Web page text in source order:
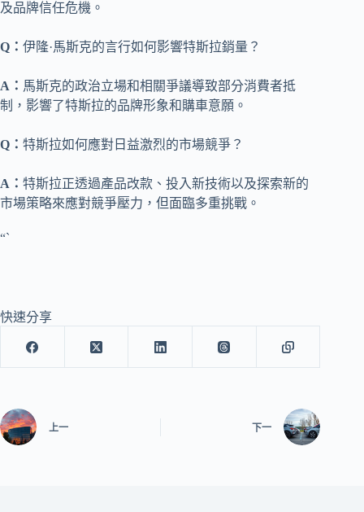
及品牌信任危機。
Q： 伊隆·馬斯克的言行如何影響特斯拉銷量？
A： 馬斯克的政治立場和相關爭議導致部分消費者抵
制，影響了特斯拉的品牌形象和購車意願。
Q： 特斯拉如何應對日益激烈的市場競爭？
A： 特斯拉正透過產品改款、投入新技術以及探索新的
市場策略來應對競爭壓力，但面臨多重挑戰。
“`
快速分享
上一 下一